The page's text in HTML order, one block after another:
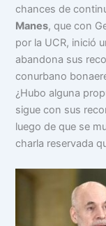
chances de
Manes, que con
por la UCR, inició
abandona sus
conurbano
¿Hubo alguna
sigue con sus
luego de que se
charla reservada